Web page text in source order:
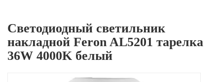
Светодиодный светильник
накладной Feron AL5201 тарелка
36W 4000K белый